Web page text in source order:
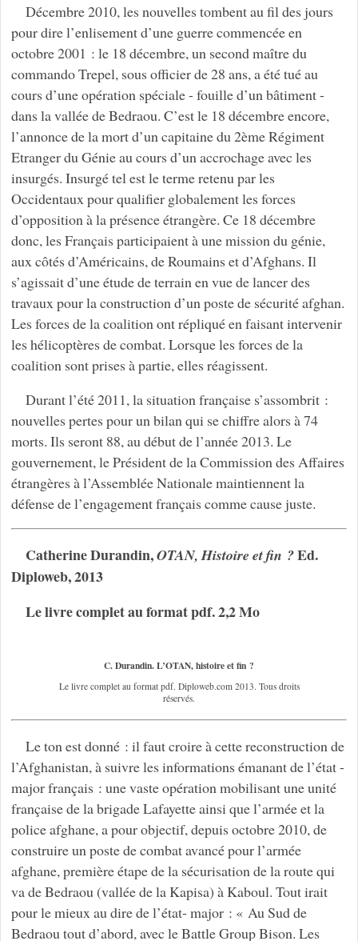
Décembre 2010, les nouvelles tombent au fil des jours
pour dire l’enlisement d’une guerre commencée en
octobre 2001 : le 18 décembre, un second maître du
commando Trepel, sous officier de 28 ans, a été tué au
cours d’une opération spéciale - fouille d’un bâtiment -
dans la vallée de Bedraou. C’est le 18 décembre encore,
l’annonce de la mort d’un capitaine du 2ème Régiment
Etranger du Génie au cours d’un accrochage avec les
insurgés. Insurgé tel est le terme retenu par les
Occidentaux pour qualifier globalement les forces
d’opposition à la présence étrangère. Ce 18 décembre
donc, les Français participaient à une mission du génie,
aux côtés d’Américains, de Roumains et d’Afghans. Il
s’agissait d’une étude de terrain en vue de lancer des
travaux pour la construction d’un poste de sécurité afghan.
Les forces de la coalition ont répliqué en faisant intervenir
les hélicoptères de combat. Lorsque les forces de la
coalition sont prises à partie, elles réagissent.
Durant l’été 2011, la situation française s’assombrit :
nouvelles pertes pour un bilan qui se chiffre alors à 74
morts. Ils seront 88, au début de l’année 2013. Le
gouvernement, le Président de la Commission des Affaires
étrangères à l’Assemblée Nationale maintiennent la
défense de l’engagement français comme cause juste.
Catherine Durandin,OTAN, Histoire et fin ?Ed.
Diploweb, 2013
Le livre complet au format pdf. 2,2 Mo
C. Durandin. L’OTAN, histoire et fin ?
Le livre complet au format pdf. Diploweb.com 2013. Tous droits
réservés.
Le ton est donné : il faut croire à cette reconstruction de
l’Afghanistan, à suivre les informations émanant de l’état -
major français : une vaste opération mobilisant une unité
française de la brigade Lafayette ainsi que l’armée et la
police afghane, a pour objectif, depuis octobre 2010, de
construire un poste de combat avancé pour l’armée
afghane, première étape de la sécurisation de la route qui
va de Bedraou (vallée de la Kapisa) à Kaboul. Tout irait
pour le mieux au dire de l’état- major : « Au Sud de
Bedraou tout d’abord, avec le Battle Group Bison. Les